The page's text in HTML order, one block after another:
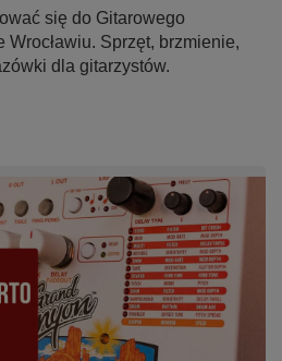
się do Gitarowego
Wrocławiu. Sprzęt, brzmienie,
dla gitarzystów.